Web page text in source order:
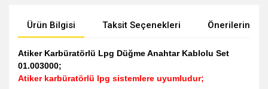
Ürün Bilgisi Taksit Seçenekleri Önerileriniz
Atiker Karbüratörlü Lpg Düğme Anahtar Kablolu Set
01.003000;
Atiker karbüratörlü lpg sistemlere uyumludur;